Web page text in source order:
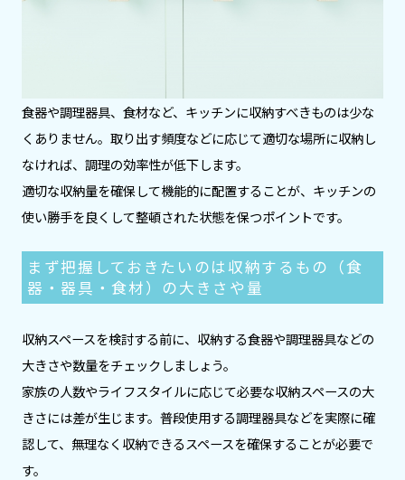
食器や調理器具、食材など、キッチンに収納すべきものは少な
くありません。取り出す頻度などに応じて適切な場所に収納し
なければ、調理の効率性が低下します。
適切な収納量を確保して機能的に配置することが、キッチンの
使い勝手を良くして整頓された状態を保つポイントです。
まず把握しておきたいのは収納するもの（食
器・器具・食材）の大きさや量
収納スペースを検討する前に、収納する食器や調理器具などの
大きさや数量をチェックしましょう。
家族の人数やライフスタイルに応じて必要な収納スペースの大
きさには差が生じます。普段使用する調理器具などを実際に確
認して、無理なく収納できるスペースを確保することが必要で
す。